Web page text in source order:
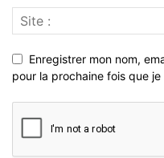
Enregistrer mon nom,
pour la prochaine fois que